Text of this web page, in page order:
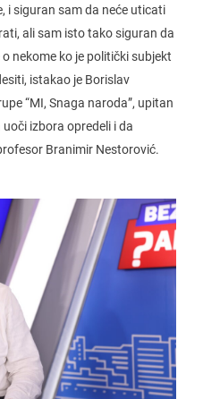
i siguran sam da neće uticati
ali sam isto tako siguran da
nekome ko je politički subjekt
istakao je Borislav
“MI, Snaga naroda”, upitan
izbora opredeli i da
Branimir Nestorović.